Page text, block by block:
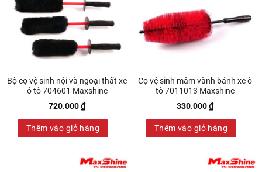
Bộ cọ vệ sinh nội và ngoại thất xe
ô tô 704601 Maxshine
720.000₫
Thêm vào giỏ hàng
Cọ vệ sinh mâm vành bánh xe ô
tô 7011013 Maxshine
330.000₫
Thêm vào giỏ hàng